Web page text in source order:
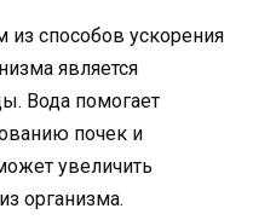
из способов ускорения
является
Вода помогает
почек и
увеличить
организма.